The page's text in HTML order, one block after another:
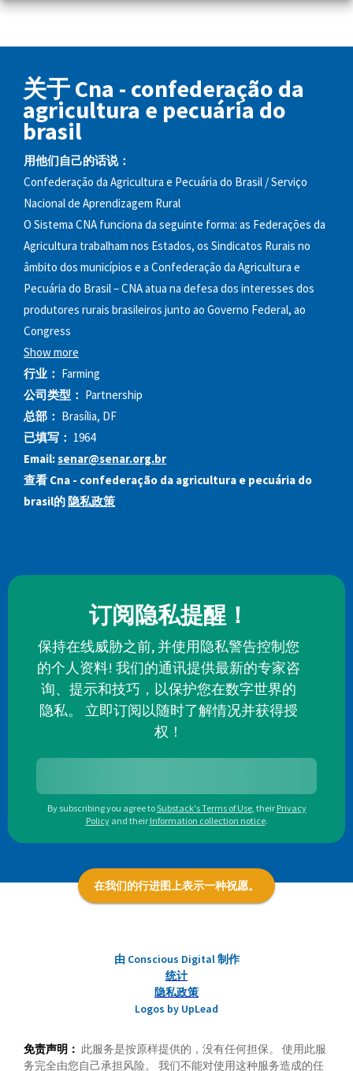
关于 Cna - confederação da
agricultura e pecuária do
brasil
用他们自己的话说：
Confederação da Agricultura e Pecuária do Brasil / Serviço
Nacional de Aprendizagem Rural
O Sistema CNA funciona da seguinte forma: as Federações da
Agricultura trabalham nos Estados, os Sindicatos Rurais no
âmbito dos municípios e a Confederação da Agricultura e
Pecuária do Brasil – CNA atua na defesa dos interesses dos
produtores rurais brasileiros junto ao Governo Federal, ao
Congress
Show more
行业： Farming
公司类型： Partnership
总部： Brasília, DF
已填写： 1964
Email:senar@senar.org.br
查看 Cna - confederação da agricultura e pecuária do
brasil的 隐私政策
订阅隐私提醒！
保持在线威胁之前, 并使用隐私警告控制您
的个人资料! 我们的通讯提供最新的专家咨
询、提示和技巧，以保护您在数字世界的
隐私。 立即订阅以随时了解情况并获得授
权！
By subscribing you agree toSubstack's Terms of Use, their Privacy
Policy and their Information collection notice.
在我们的行进图上表示一种祝愿。
由 Conscious Digital 制作
统计
隐私政策
Logos by UpLead
免责声明： 此服务是按原样提供的，没有任何担保。 使用此服
务完全由您自己承担风险。 我们不能对使用这种服务造成的任